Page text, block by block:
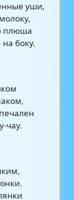
уши,
плюша
боку.
чау.